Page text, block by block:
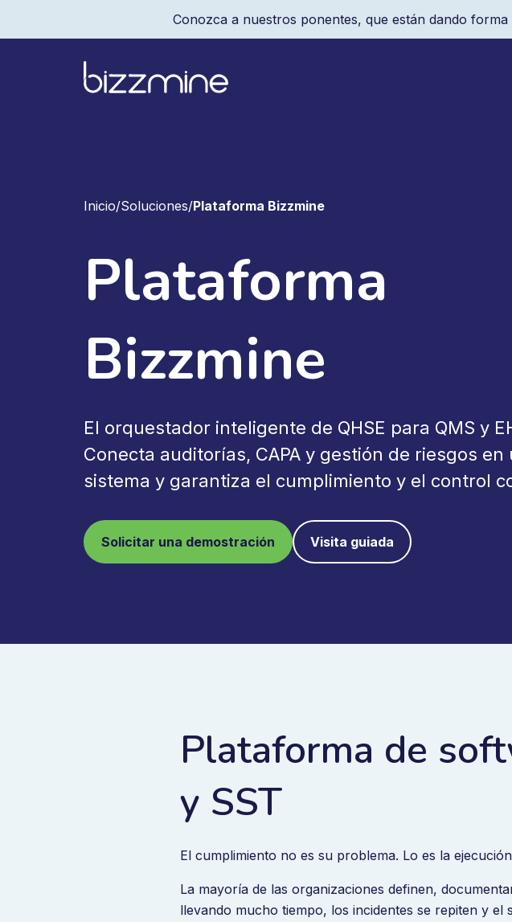
Conozca a nuestros ponentes, que están dando
Inicio/Soluciones/Plataforma Bizzmine
Plataforma
Bizzmine
El orquestador inteligente de QHSE para QMS y
Conecta auditorías, CAPA y gestión de riesgos en
sistema y garantiza el cumplimiento y el control
Solicitar una demostración Visita guiada
Plataforma de
y SST
El cumplimiento no es su problema. Lo es la
La mayoría de las organizaciones definen,
llevando mucho tiempo, los incidentes se repiten y el